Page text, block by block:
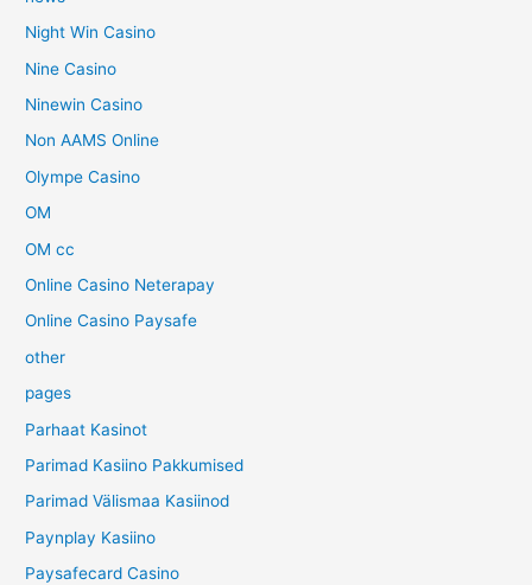
Night Win Casino
Nine Casino
Ninewin Casino
Non AAMS Online
Olympe Casino
OM
OM cc
Online Casino Neterapay
Online Casino Paysafe
other
pages
Parhaat Kasinot
Parimad Kasiino Pakkumised
Parimad Välismaa Kasiinod
Paynplay Kasiino
Paysafecard Casino